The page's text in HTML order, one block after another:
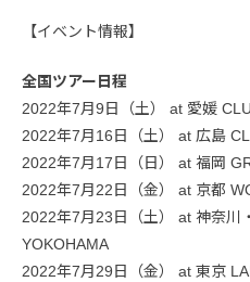
【イベント情報】
全国ツアー日程
2022年7月9日（土） at 愛媛
2022年7月16日（土） at 広島
2022年7月17日（日） at 福岡
2022年7月22日（金） at 京都
2022年7月23日（土） at 神奈川
YOKOHAMA
2022年7月29日（金） at 東京